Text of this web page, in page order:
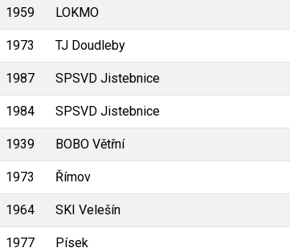
1959 LOKMO
1973 TJ Doudleby
1987 SPSVD Jistebnice
1984 SPSVD Jistebnice
1939 BOBO Větřní
1973 Římov
1964 SKI Velešín
1977 Písek